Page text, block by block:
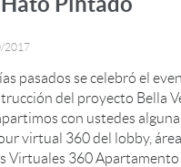
2017
pasados se celebró el
del proyecto Bella
con ustedes
virtual 360 del lobby,
Virtuales 360 Apartamento